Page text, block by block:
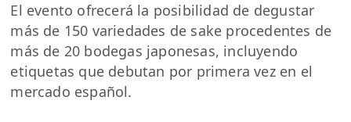
El evento ofrecerá la posibilidad de degustar
más de 150 variedades de sake procedentes de
más de 20 bodegas japonesas, incluyendo
etiquetas que debutan por primera vez en el
mercado español.